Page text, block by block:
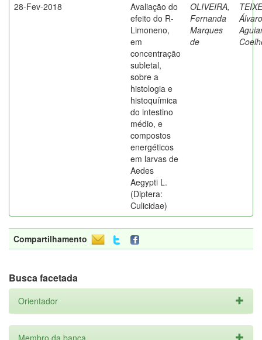
28-Fev-2018
Avaliação do
efeito do R-
Limoneno,
em
concentração
subletal,
sobre a
histologia e
histoquímica
do intestino
médio, e
compostos
energéticos
em larvas de
Aedes
Aegypti L.
(Diptera:
Culicidae)
OLIVEIRA,
Fernanda
Marques
de
Álvaro
Compartilhamento
Busca facetada
Orientador
Membro da banca